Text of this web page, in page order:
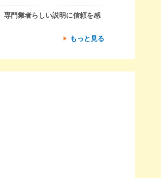
専門業者らしい説明に信頼を感
もっと見る